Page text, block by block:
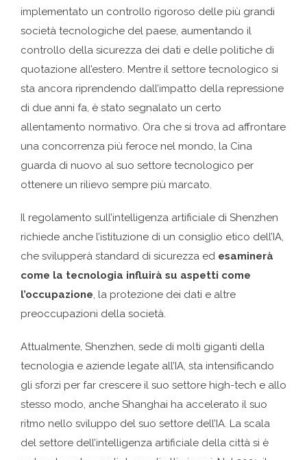
implementato un controllo rigoroso delle più grandi
società tecnologiche del paese, aumentando il
controllo della sicurezza dei dati e delle politiche di
quotazione all’estero. Mentre il settore tecnologico si
sta ancora riprendendo dall’impatto della repressione
di due anni fa, è stato segnalato un certo
allentamento normativo. Ora che si trova ad affrontare
una concorrenza più feroce nel mondo, la Cina
guarda di nuovo al suo settore tecnologico per
ottenere un rilievo sempre più marcato.
Il regolamento sull’intelligenza artificiale di Shenzhen
richiede anche l’istituzione di un consiglio etico dell’IA,
che svilupperà standard di sicurezza ed esaminerà
come la tecnologia influirà su aspetti come
l’occupazione, la protezione dei dati e altre
preoccupazioni della società.
Attualmente, Shenzhen, sede di molti giganti della
tecnologia e aziende legate all’IA, sta intensificando
gli sforzi per far crescere il suo settore high-tech e allo
stesso modo, anche Shanghai ha accelerato il suo
ritmo nello sviluppo del suo settore dell’IA. La scala
del settore dell’intelligenza artificiale della città si è